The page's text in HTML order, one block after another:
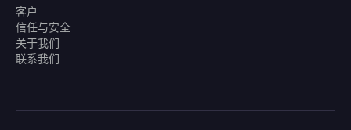
客户
信任与安全
关于我们
联系我们